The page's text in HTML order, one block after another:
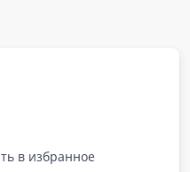
в избранное